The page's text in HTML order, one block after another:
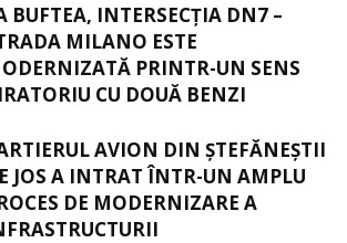
BUFTEA, INTERSECŢIA DN7 –
MILANO ESTE
PRINTR-UN SENS
CU DOUĂ BENZI
AVION DIN ŞTEFĂNEŞTII
JOS A INTRAT ÎNTR-UN AMPLU
DE MODERNIZARE A